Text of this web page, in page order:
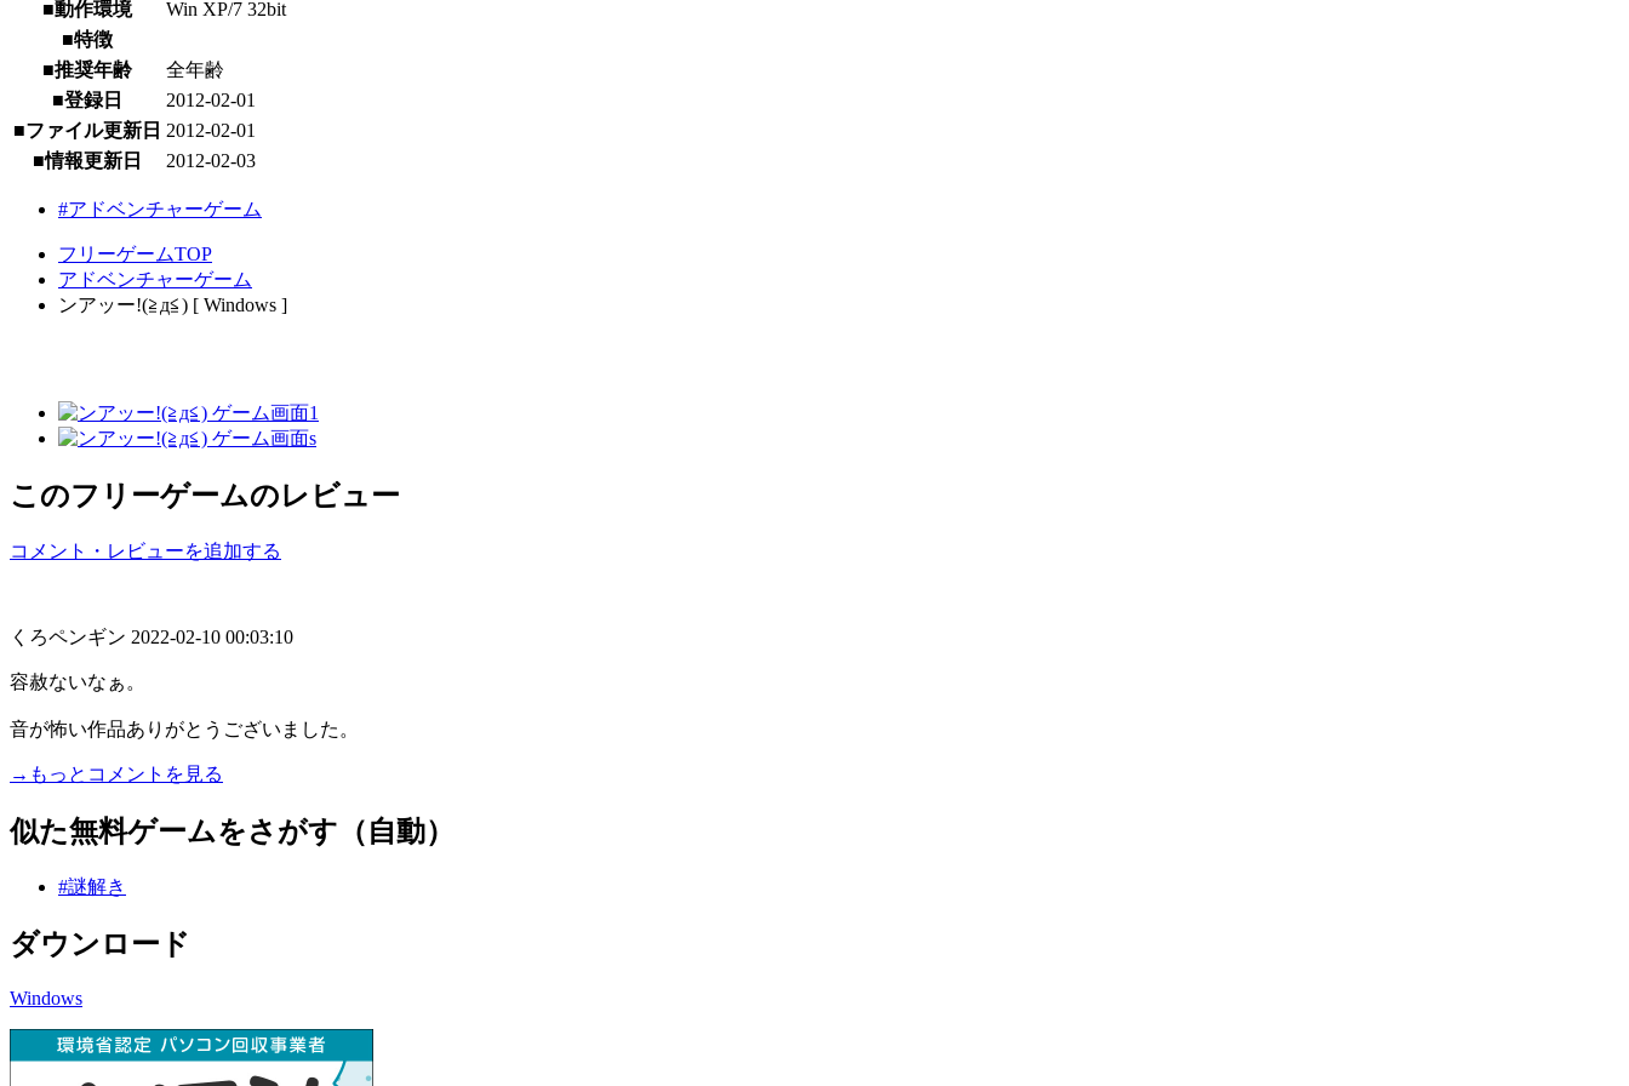
■動作環境
Win XP/7 32bit
■特徴
■推奨年齢
全年齢
■登録日
2012-02-01
■ファイル更新日 2012-02-01
■情報更新日
2012-02-03
#アドベンチャーゲーム
フリーゲームTOP
アドベンチャーゲーム
ンアッー!(≧д≦) [ Windows ]
このフリーゲームのレビュー
コメント・レビューを追加する
くろペンギン 2022-02-10 00:03:10
容赦ないなぁ。
音が怖い作品ありがとうございました。
→もっとコメントを見る
似た無料ゲームをさがす（自動）
#謎解き
ダウンロード
Windows